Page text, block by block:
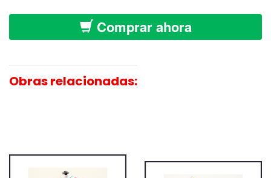
Comprar ahora
Obras relacionadas: